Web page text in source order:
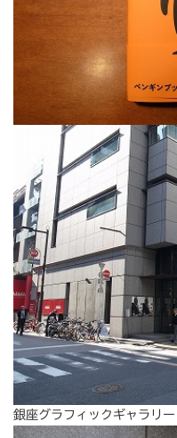
銀座グラフィックギャラリー